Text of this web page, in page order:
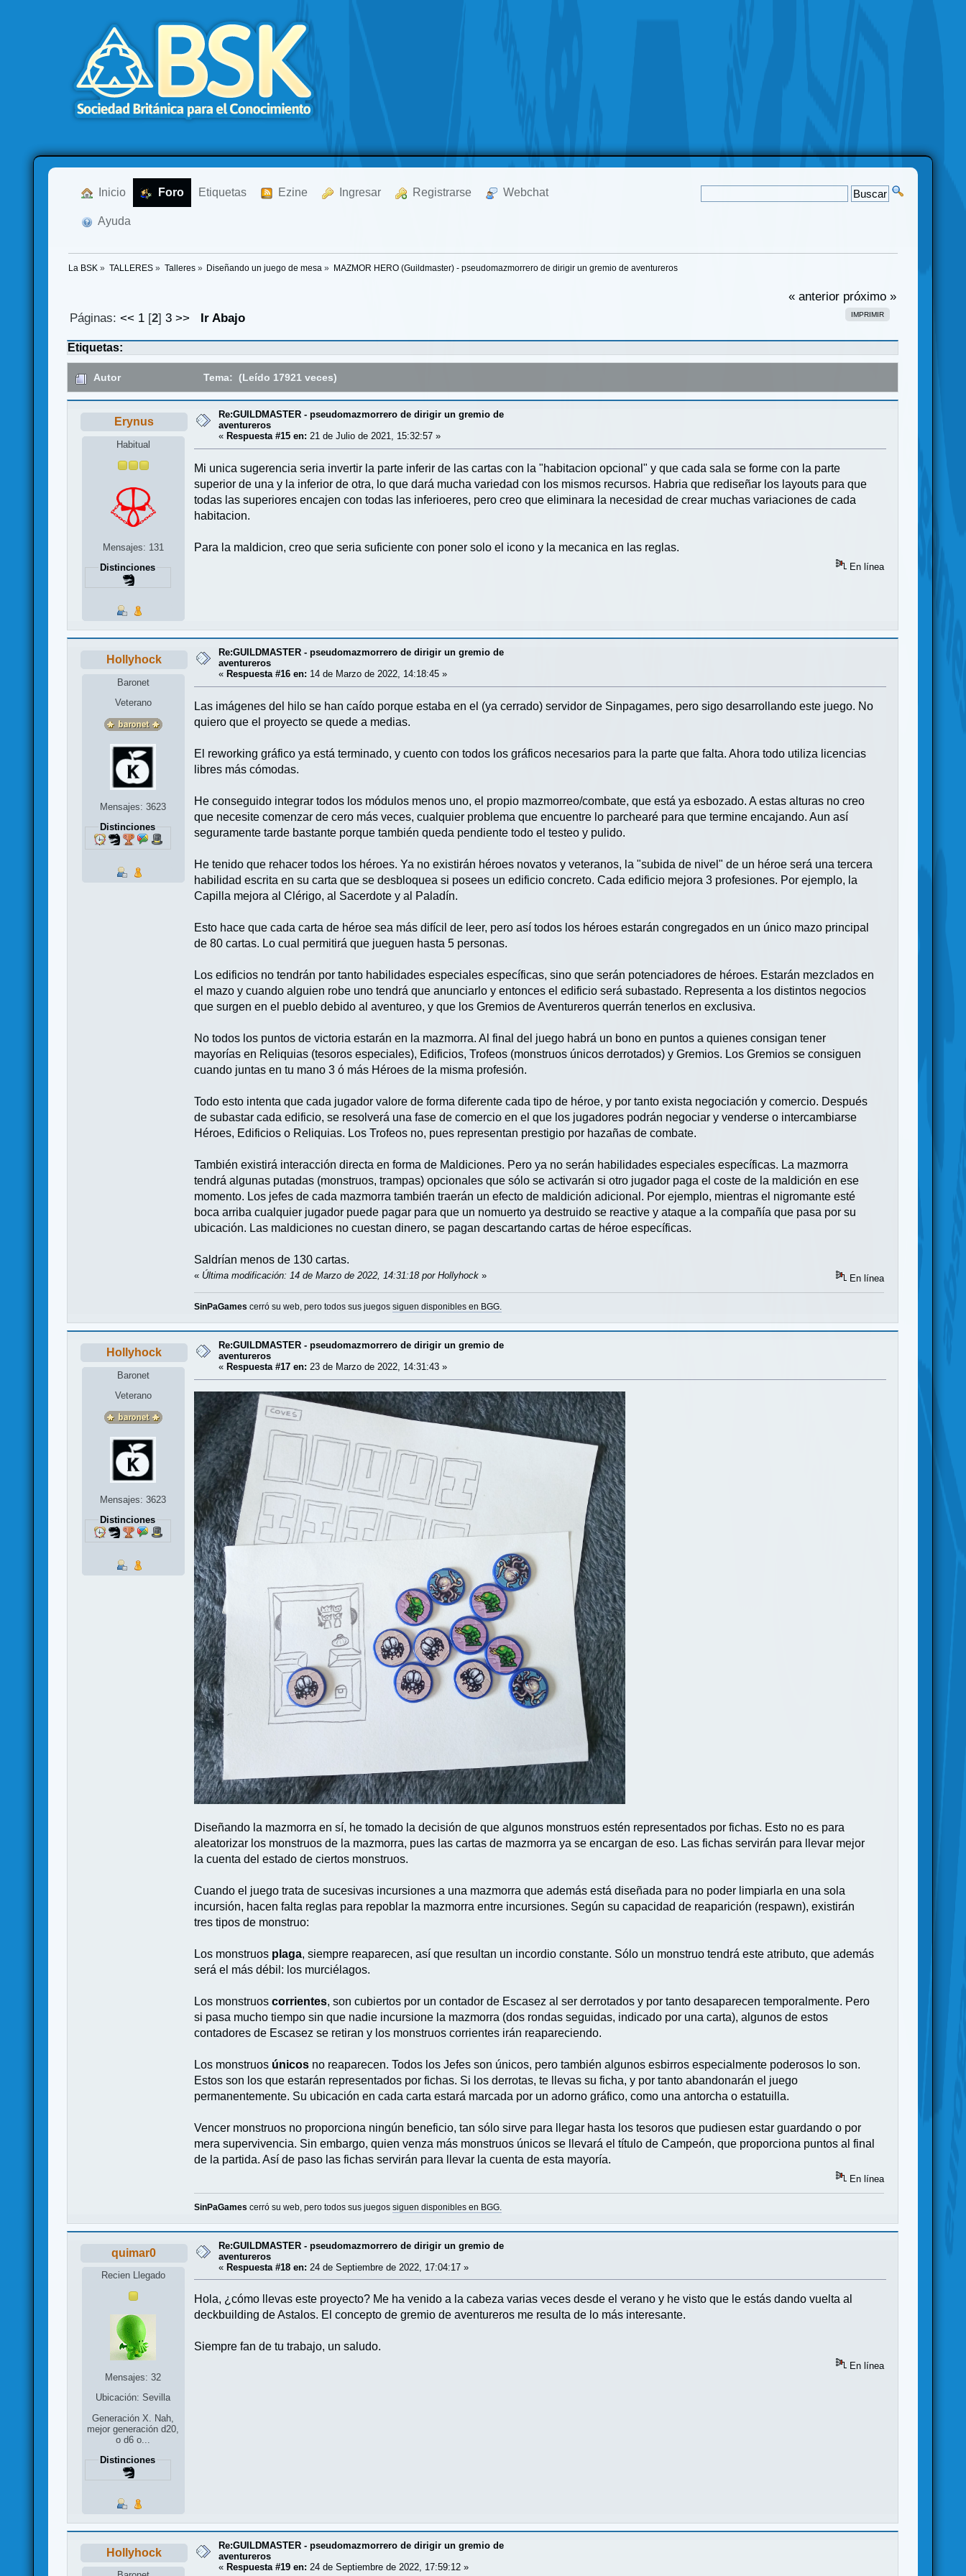
Inicio Foro Etiquetas Ezine Ingresar Registrarse Webchat
Ayuda
La BSK » TALLERES» Talleres» Diseñando un juego de mesa » MAZMOR HERO (Guildmaster) - pseudomazmorrero de dirigir un gremio de aventureros
« anterior próximo »
IMPRIMIR
Páginas: << 1[2] 3 >> Ir Abajo
Etiquetas:
Autor Tema: (Leído 17921 veces)
Erynus
Habitual
Mensajes: 131
Distinciones
Re:GUILDMASTER - pseudomazmorrero de dirigir un gremio de
aventureros
« Respuesta #15 en: 21 de Julio de 2021, 15:32:57 »
Mi unica sugerencia seria invertir la parte inferir de las cartas con la "habitacion opcional" y que cada sala se forme con la parte
superior de una y la inferior de otra, lo que dará mucha variedad con los mismos recursos. Habria que rediseñar los layouts para que
todas las superiores encajen con todas las inferioeres, pero creo que eliminara la necesidad de crear muchas variaciones de cada
habitacion.
Para la maldicion, creo que seria suficiente con poner solo el icono y la mecanica en las reglas.
En línea
Hollyhock
Baronet
Veterano
Mensajes: 3623
Distinciones
Re:GUILDMASTER - pseudomazmorrero de dirigir un gremio de
aventureros
« Respuesta #16 en: 14 de Marzo de 2022, 14:18:45 »
Las imágenes del hilo se han caído porque estaba en el (ya cerrado) servidor de Sinpagames, pero sigo desarrollando este juego. No
quiero que el proyecto se quede a medias.
El reworking gráfico ya está terminado, y cuento con todos los gráficos necesarios para la parte que falta. Ahora todo utiliza licencias
libres más cómodas.
He conseguido integrar todos los módulos menos uno, el propio mazmorreo/combate, que está ya esbozado. A estas alturas no creo
que necesite comenzar de cero más veces, cualquier problema que encuentre lo parchearé para que termine encajando. Aun así
seguramente tarde bastante porque también queda pendiente todo el testeo y pulido.
He tenido que rehacer todos los héroes. Ya no existirán héroes novatos y veteranos, la "subida de nivel" de un héroe será una tercera
habilidad escrita en su carta que se desbloquea si posees un edificio concreto. Cada edificio mejora 3 profesiones. Por ejemplo, la
Capilla mejora al Clérigo, al Sacerdote y al Paladín.
Esto hace que cada carta de héroe sea más difícil de leer, pero así todos los héroes estarán congregados en un único mazo principal
de 80 cartas. Lo cual permitirá que jueguen hasta 5 personas.
Los edificios no tendrán por tanto habilidades especiales específicas, sino que serán potenciadores de héroes. Estarán mezclados en
el mazo y cuando alguien robe uno tendrá que anunciarlo y entonces el edificio será subastado. Representa a los distintos negocios
que surgen en el pueblo debido al aventureo, y que los Gremios de Aventureros querrán tenerlos en exclusiva.
No todos los puntos de victoria estarán en la mazmorra. Al final del juego habrá un bono en puntos a quienes consigan tener
mayorías en Reliquias (tesoros especiales), Edificios, Trofeos (monstruos únicos derrotados) y Gremios. Los Gremios se consiguen
cuando juntas en tu mano 3 ó más Héroes de la misma profesión.
Todo esto intenta que cada jugador valore de forma diferente cada tipo de héroe, y por tanto exista negociación y comercio. Después
de subastar cada edificio, se resolverá una fase de comercio en el que los jugadores podrán negociar y venderse o intercambiarse
Héroes, Edificios o Reliquias. Los Trofeos no, pues representan prestigio por hazañas de combate.
También existirá interacción directa en forma de Maldiciones. Pero ya no serán habilidades especiales específicas. La mazmorra
tendrá algunas putadas (monstruos, trampas) opcionales que sólo se activarán si otro jugador paga el coste de la maldición en ese
momento. Los jefes de cada mazmorra también traerán un efecto de maldición adicional. Por ejemplo, mientras el nigromante esté
boca arriba cualquier jugador puede pagar para que un nomuerto ya destruido se reactive y ataque a la compañía que pasa por su
ubicación. Las maldiciones no cuestan dinero, se pagan descartando cartas de héroe específicas.
Saldrían menos de 130 cartas.
« Última modificación: 14 de Marzo de 2022, 14:31:18 por Hollyhock » En línea
SinPaGames cerró su web, pero todos sus juegossiguen disponibles en BGG.
Hollyhock
Baronet
Veterano
Mensajes: 3623
Distinciones
Re:GUILDMASTER - pseudomazmorrero de dirigir un gremio de
aventureros
« Respuesta #17 en: 23 de Marzo de 2022, 14:31:43 »
Diseñando la mazmorra en sí, he tomado la decisión de que algunos monstruos estén representados por fichas. Esto no es para
aleatorizar los monstruos de la mazmorra, pues las cartas de mazmorra ya se encargan de eso. Las fichas servirán para llevar mejor
la cuenta del estado de ciertos monstruos.
Cuando el juego trata de sucesivas incursiones a una mazmorra que además está diseñada para no poder limpiarla en una sola
incursión, hacen falta reglas para repoblar la mazmorra entre incursiones. Según su capacidad de reaparición (respawn), existirán
tres tipos de monstruo:
Los monstruos plaga, siempre reaparecen, así que resultan un incordio constante. Sólo un monstruo tendrá este atributo, que además
será el más débil: los murciélagos.
Los monstruoscorrientes, son cubiertos por un contador de Escasez al ser derrotados y por tanto desaparecen temporalmente. Pero
si pasa mucho tiempo sin que nadie incursione la mazmorra (dos rondas seguidas, indicado por una carta), algunos de estos
contadores de Escasez se retiran y los monstruos corrientes irán reapareciendo.
Los monstruos únicos no reaparecen. Todos los Jefes son únicos, pero también algunos esbirros especialmente poderosos lo son.
Estos son los que estarán representados por fichas. Si los derrotas, te llevas su ficha, y por tanto abandonarán el juego
permanentemente. Su ubicación en cada carta estará marcada por un adorno gráfico, como una antorcha o estatuilla.
Vencer monstruos no proporciona ningún beneficio, tan sólo sirve para llegar hasta los tesoros que pudiesen estar guardando o por
mera supervivencia. Sin embargo, quien venza más monstruos únicos se llevará el título de Campeón, que proporciona puntos al final
de la partida. Así de paso las fichas servirán para llevar la cuenta de esta mayoría.
En línea
SinPaGames cerró su web, pero todos sus juegossiguen disponibles en BGG.
quimar0
Recien Llegado
Mensajes: 32
Ubicación: Sevilla
Generación X. Nah,
mejor generación d20,
o d6 o...
Distinciones
Re:GUILDMASTER - pseudomazmorrero de dirigir un gremio de
aventureros
«Respuesta #18 en: 24 de Septiembre de 2022, 17:04:17 »
Hola, ¿cómo llevas este proyecto? Me ha venido a la cabeza varias veces desde el verano y he visto que le estás dando vuelta al
deckbuilding de Astalos. El concepto de gremio de aventureros me resulta de lo más interesante.
Siempre fan de tu trabajo, un saludo.
En línea
Hollyhock
Re:GUILDMASTER - pseudomazmorrero de dirigir un gremio de
aventureros
« Respuesta #19 en: 24 de Septiembre de 2022, 17:59:12 »